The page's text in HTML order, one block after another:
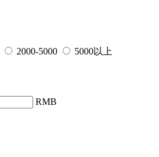
2000-5000 5000以上
RMB